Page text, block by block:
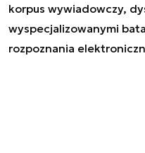
korpus wywiadowczy,
wyspecjalizowanymi
rozpoznania